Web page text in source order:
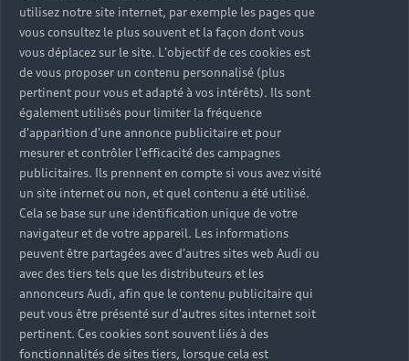
utilisez notre site internet, par exemple les pages que
vous consultez le plus souvent et la façon dont vous
vous déplacez sur le site. L'objectif de ces cookies est
de vous proposer un contenu personnalisé (plus
pertinent pour vous et adapté à vos intérêts). Ils sont
également utilisés pour limiter la fréquence
d'apparition d'une annonce publicitaire et pour
mesurer et contrôler l'efficacité des campagnes
publicitaires. Ils prennent en compte si vous avez visité
un site internet ou non, et quel contenu a été utilisé.
Cela se base sur une identification unique de votre
navigateur et de votre appareil. Les informations
peuvent être partagées avec d'autres sites web Audi ou
avec des tiers tels que les distributeurs et les
annonceurs Audi, afin que le contenu publicitaire qui
peut vous être présenté sur d'autres sites internet soit
pertinent. Ces cookies sont souvent liés à des
fonctionnalités de sites tiers, lorsque cela est